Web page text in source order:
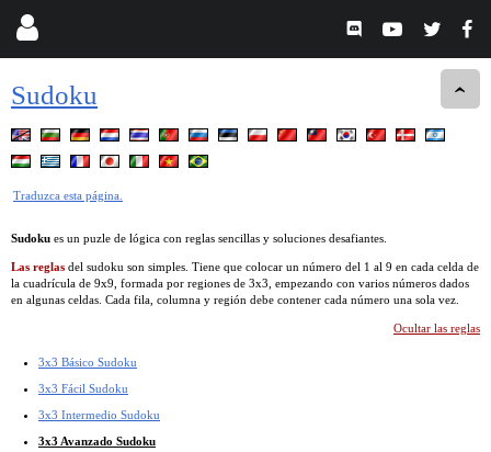
Sudoku
Traduzca esta página.
Sudoku es un puzle de lógica con reglas sencillas y soluciones desafiantes.
Las reglas del sudoku son simples. Tiene que colocar un número del 1 al 9 en cada celda de
la cuadrícula de 9x9, formada por regiones de 3x3, empezando con varios números dados
en algunas celdas. Cada fila, columna y región debe contener cada número una sola vez.
Ocultar las reglas
3x3 Básico Sudoku
3x3 Fácil Sudoku
3x3 Intermedio Sudoku
3x3 Avanzado Sudoku